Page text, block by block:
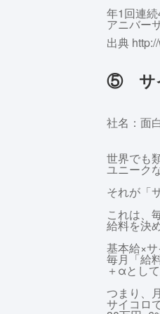
年1回連続
アニバー
出典
⑤ サ
社名：面
世界でも
ユニーク
それが「
これは、
給料を決
基本給×
毎月「給
＋αとして
つまり、
サイコロ